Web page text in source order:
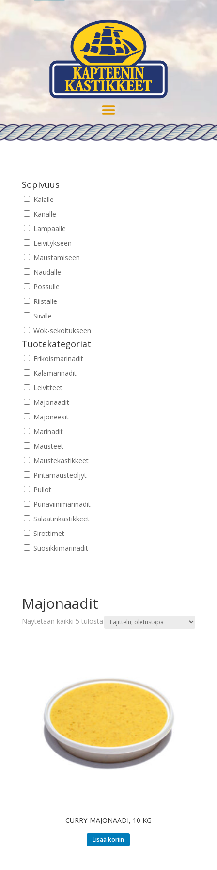
Majonaadit
Näytetään kaikki 5 tulosta
CURRY-MAJONAADI, 10 KG
Lisää koriin
Sopivuus
Kalalle
Kanalle
Lampaalle
Leivitykseen
Maustamiseen
Naudalle
Possulle
Riistalle
Siiville
Wok-sekoitukseen
Tuotekategoriat
Erikoismarinadit
Kalamarinadit
Leivitteet
Majonaadit
Majoneesit
Marinadit
Mausteet
Maustekastikkeet
Pintamausteöljyt
Pullot
Punaviinimarinadit
Salaatinkastikkeet
Sirottimet
Suosikkimarinadit